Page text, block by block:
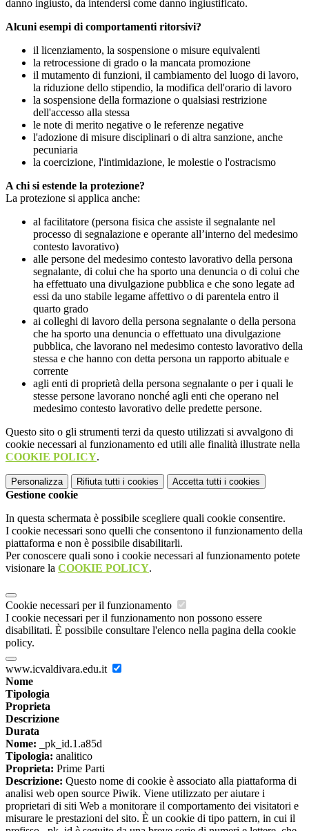
danno ingiusto, da intendersi come danno ingiustificato.
Alcuni esempi di comportamenti ritorsivi?
il licenziamento, la sospensione o misure equivalenti
la retrocessione di grado o la mancata promozione
il mutamento di funzioni, il cambiamento del luogo di lavoro,
la riduzione dello stipendio, la modifica dell'orario di lavoro
la sospensione della formazione o qualsiasi restrizione
dell'accesso alla stessa
le note di merito negative o le referenze negative
l'adozione di misure disciplinari o di altra sanzione, anche
pecuniaria
la coercizione, l'intimidazione, le molestie o l'ostracismo
A chi si estende la protezione?
La protezione si applica anche:
al facilitatore (persona fisica che assiste il segnalante nel
processo di segnalazione e operante all’interno del medesimo
contesto lavorativo)
alle persone del medesimo contesto lavorativo della persona
segnalante, di colui che ha sporto una denuncia o di colui che
ha effettuato una divulgazione pubblica e che sono legate ad
essi da uno stabile legame affettivo o di parentela entro il
quarto grado
ai colleghi di lavoro della persona segnalante o della persona
che ha sporto una denuncia o effettuato una divulgazione
pubblica, che lavorano nel medesimo contesto lavorativo della
stessa e che hanno con detta persona un rapporto abituale e
corrente
agli enti di proprietà della persona segnalante o per i quali le
stesse persone lavorano nonché agli enti che operano nel
medesimo contesto lavorativo delle predette persone.
Questo sito o gli strumenti terzi da questo utilizzati si avvalgono di
cookie necessari al funzionamento ed utili alle finalità illustrate nella
COOKIE POLICY.
Personalizza Rifiuta tutti i cookies Accetta tutti i cookies
Gestione cookie
In questa schermata è possibile scegliere quali cookie consentire.
I cookie necessari sono quelli che consentono il funzionamento della
piattaforma e non è possibile disabilitarli.
Per conoscere quali sono i cookie necessari al funzionamento potete
visionare la COOKIE POLICY.
Cookie necessari per il funzionamento
I cookie necessari per il funzionamento non possono essere
disabilitati. È possibile consultare l'elenco nella pagina della cookie
policy.
www.icvaldivara.edu.it
Nome
Tipologia
Proprieta
Descrizione
Durata
Nome: _pk_id.1.a85d
Tipologia: analitico
Proprieta: Prime Parti
Descrizione: Questo nome di cookie è associato alla piattaforma di
analisi web open source Piwik. Viene utilizzato per aiutare i
proprietari di siti Web a monitorare il comportamento dei visitatori e
misurare le prestazioni del sito. È un cookie di tipo pattern, in cui il